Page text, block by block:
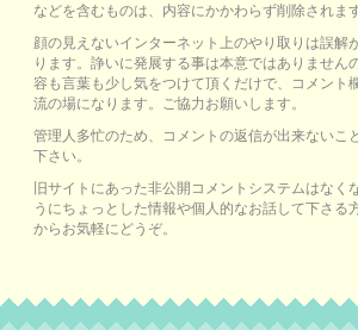
などを含むものは、内容にかかわらず削除されます
顔の見えないインターネット上のやり取りは誤解
ります。諍いに発展する事は本意ではありません
容も言葉も少し気をつけて頂くだけで、コメント
流の場になります。ご協力お願いします。
管理人多忙のため、コメントの返信が出来ないこ
下さい。
旧サイトにあった非公開コメントシステムはなく
うにちょっとした情報や個人的なお話して下さる
からお気軽にどうぞ。